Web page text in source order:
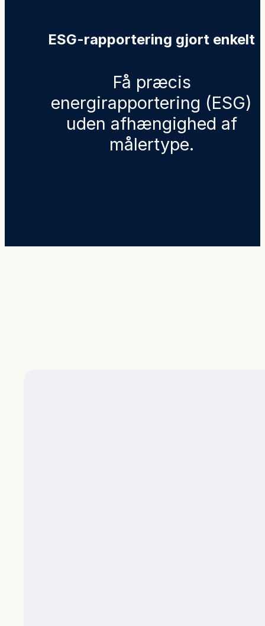
ESG-rapportering gjort enkelt
Få præcis
energirapportering (ESG)
uden afhængighed af
målertype.